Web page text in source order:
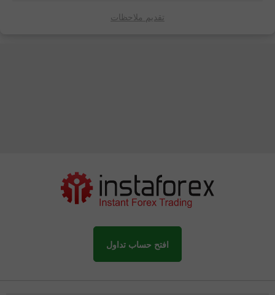
تقديم ملاحظات
افتح حساب تداول